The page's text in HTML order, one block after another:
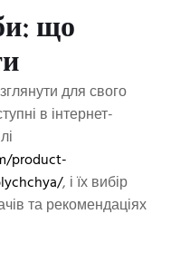
що
для свого
в інтернет-
product-
, і їх вибір
та рекомендаціях